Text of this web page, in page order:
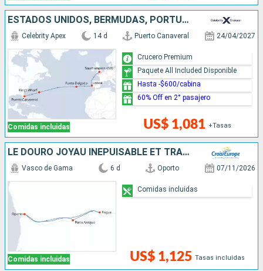
ESTADOS UNIDOS, BERMUDAS, PORTUGAL, REINO UNIDO
Comidas incluidas
Celebrity Apex 14 d Puerto Canaveral 24/04/2027
US$ 1,081 +Tasas
Crucero Premium
Paquete All Included Disponible
Hasta -$600/cabina
60% Off en 2° pasajero
LE DOURO JOYAU INÉPUISABLE ET TRADITIONS ANCESTRALES (FORMULE PORT-PORT)
Comidas incluidas
Vasco de Gama 6 d Oporto 07/11/2026
US$ 1,125 Tasas incluidas
Comidas incluidas